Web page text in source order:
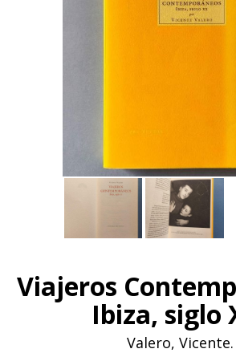
Viajeros
Ibiza, siglo
Valero, Vicente.